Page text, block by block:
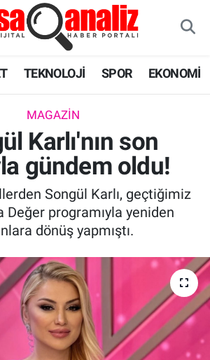
TEKNOLOJİ SPOR EKONOMİ
MAGAZIN
Karlı'nın son
gündem oldu!
Songül Karlı, geçtiğimiz
Değer programıyla yeniden
dönüş yapmıştı.
Durumu ve Fikstür